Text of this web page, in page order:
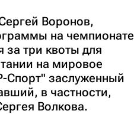
Воронов,
на чемпионате
три квоты для
на мировое
Спорт" заслуженный
в частности,
Волкова.